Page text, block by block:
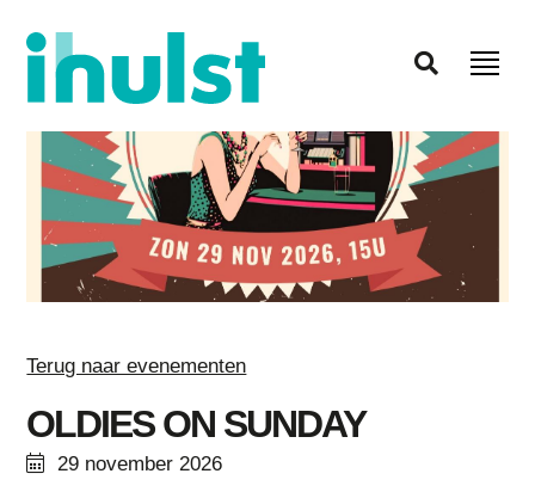
Terug naar evenementen
OLDIES ON SUNDAY
29 november 2026